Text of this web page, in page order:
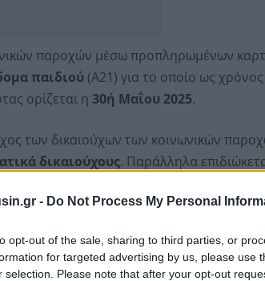
- Do Not Process My Personal
opt-out of the sale, sharing to third parties, or
for targeted advertising by us, please use
selection. Please note that after your opt-out
παροχών μέσω προπληρωμένων
παιδιού (Α21) για το οποίο ως
ορίζεται η 30ή Μαΐου 2025.
των δικαιούχων των κοινωνικών
δικαιούχους. Παράλληλα
επιβολή της υποχρέωσης